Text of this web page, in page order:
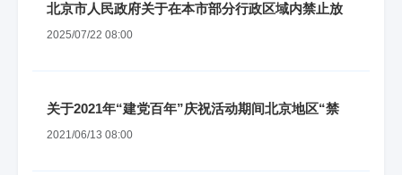
北京市人民政府关于在本市部分行政区域内禁止放
飞、升放影响飞行安全的鸟类动物和其他物体的通
2025/07/22 08:00
关于2021年“建党百年”庆祝活动期间北京地区“禁
飞”管控检查工作的通知
2021/06/13 08:00